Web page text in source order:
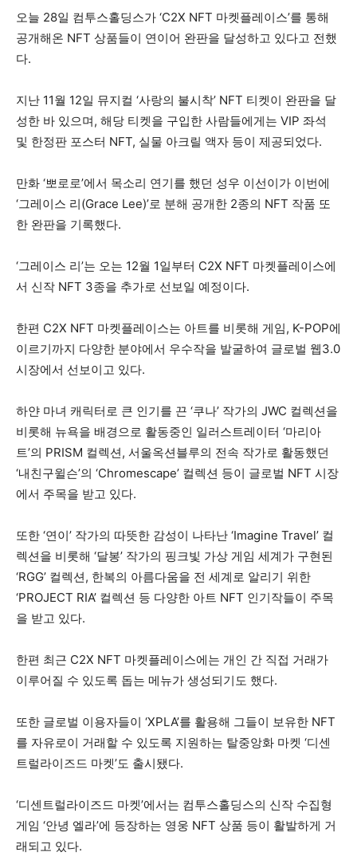
오늘 28일 컴투스홀딩스가 ‘C2X NFT 마켓플레이스’를 통해
공개해온 NFT 상품들이 연이어 완판을 달성하고 있다고 전했
다.
지난 11월 12일 뮤지컬 ‘사랑의 불시착’ NFT 티켓이 완판을 달
성한 바 있으며, 해당 티켓을 구입한 사람들에게는 VIP 좌석
및 한정판 포스터 NFT, 실물 아크릴 액자 등이 제공되었다.
만화 ‘뽀로로’에서 목소리 연기를 했던 성우 이선이가 이번에
‘그레이스 리(Grace Lee)’로 분해 공개한 2종의 NFT 작품 또
한 완판을 기록했다.
‘그레이스 리’는 오는 12월 1일부터 C2X NFT 마켓플레이스에
서 신작 NFT 3종을 추가로 선보일 예정이다.
한편 C2X NFT 마켓플레이스는 아트를 비롯해 게임, K-POP에
이르기까지 다양한 분야에서 우수작을 발굴하여 글로벌 웹3.0
시장에서 선보이고 있다.
하얀 마녀 캐릭터로 큰 인기를 끈 ‘쿠나’ 작가의 JWC 컬렉션을
비롯해 뉴욕을 배경으로 활동중인 일러스트레이터 ‘마리아
트’의 PRISM 컬렉션, 서울옥션블루의 전속 작가로 활동했던
‘내친구윌슨’의 ‘Chromescape’ 컬렉션 등이 글로벌 NFT 시장
에서 주목을 받고 있다.
또한 ‘연이’ 작가의 따뜻한 감성이 나타난 ‘Imagine Travel’ 컬
렉션을 비롯해 ‘달봉’ 작가의 핑크빛 가상 게임 세계가 구현된
‘RGG’ 컬렉션, 한복의 아름다움을 전 세계로 알리기 위한
‘PROJECT RIA’ 컬렉션 등 다양한 아트 NFT 인기작들이 주목
을 받고 있다.
한편 최근 C2X NFT 마켓플레이스에는 개인 간 직접 거래가
이루어질 수 있도록 돕는 메뉴가 생성되기도 했다.
또한 글로벌 이용자들이 ‘XPLA’를 활용해 그들이 보유한 NFT
를 자유로이 거래할 수 있도록 지원하는 탈중앙화 마켓 ‘디센
트럴라이즈드 마켓’도 출시됐다.
‘디센트럴라이즈드 마켓’에서는 컴투스홀딩스의 신작 수집형
게임 ‘안녕 엘라’에 등장하는 영웅 NFT 상품 등이 활발하게 거
래되고 있다.